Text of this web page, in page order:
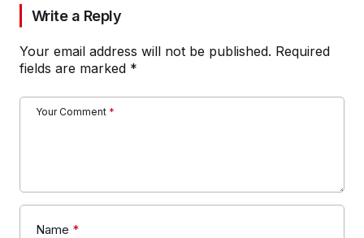
Write a Reply
Your email address will not be published. Required
fields are marked *
Your Comment *
Name *